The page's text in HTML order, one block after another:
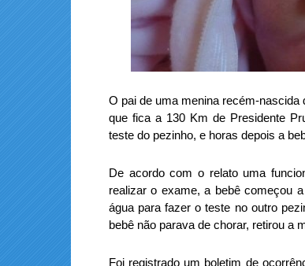
O pai de uma menina recém-nascida
que fica a 130 Km de Presidente
teste do pezinho, e horas depois a
De acordo com o relato uma
realizar o exame, a bebê começou
água para fazer o teste no outro
bebê não parava de chorar, retirou a
Foi registrado um boletim de